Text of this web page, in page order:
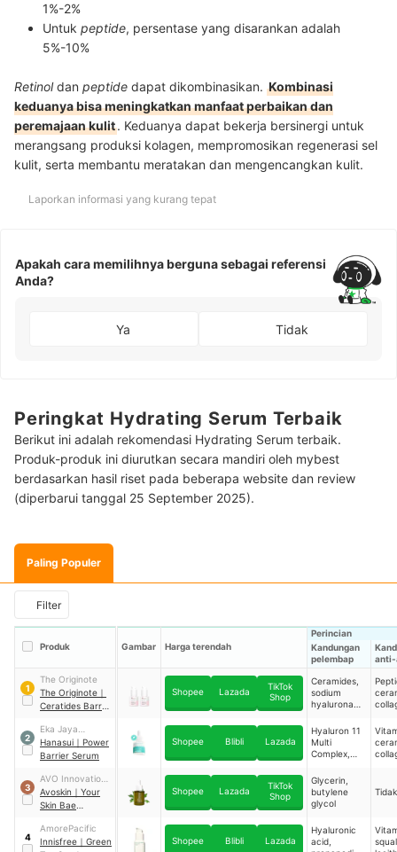
1%-2%
Untuk peptide, persentase yang disarankan adalah
5%-10%
Retinoldan peptide dapat dikombinasikan. Kombinasi
keduanya bisa meningkatkan manfaat perbaikan dan
peremajaan kulit. Keduanya dapat bekerja bersinergi untuk
merangsang produksi kolagen, mempromosikan regenerasi sel
kulit, serta membantu meratakan dan mengencangkan kulit.
Laporkan informasi yang kurang tepat
Apakah cara memilihnya berguna sebagai referensi
Anda?
Ya Tidak
Peringkat Hydrating Serum Terbaik
Berikut ini adalah rekomendasi Hydrating Serum terbaik.
Produk-produk ini diurutkan secara mandiri oleh mybest
berdasarkan hasil riset pada beberapa website dan review
(diperbarui tanggal 25 September 2025).
Paling Populer
Filter
Produk Gambar Harga terendah
Perincian
Kandungan
pelembap
anti-
1
The Originote
The Originote ｜
Ceratides Barrier
Shopee Lazada
TikTok
Shop
Ceramides,
sodium
hyaluronate,
protein
2
Eka Jaya
Internasional
Hanasui ｜ Power
Barrier Serum
Shopee Blibli Lazada
Hyaluron 11
Multi
Complex,
ceramide
3
AVO Innovation
& Technology
Avoskin ｜ Your
Skin Bae
Mugwort + Cica
Shopee Lazada
TikTok
Shop
Glycerin,
butylene
glycol
4
AmorePacific
Innisfree ｜ Green
Shopee Blibli Lazada
Hyaluronic
acid,